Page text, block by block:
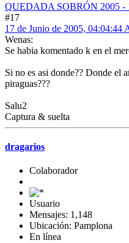
QUEDADA SOBRÓN 2005 -
#17
17 de Junio de 2005, 04:04:44
Wenas:
Se habia komentado k en el
Si no es asi donde?? Donde el
piraguas???
Salu2
Captura & suelta
dragarios
Colaborador
Usuario
Mensajes: 1,148
Ubicación: Pamplona
En línea